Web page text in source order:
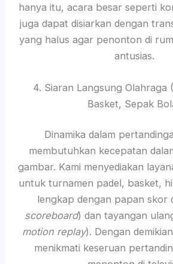
hanya itu, acara besar seperti
juga dapat disiarkan dengan
yang halus agar penonton di
antusias.
4. Siaran Langsung Olahraga
Basket, Sepak
Dinamika dalam
membutuhkan kecepatan
gambar. Kami menyediakan
untuk turnamen padel, basket,
lengkap dengan papan skor
scoreboard) dan tayangan
motion replay). Dengan
menikmati keseruan